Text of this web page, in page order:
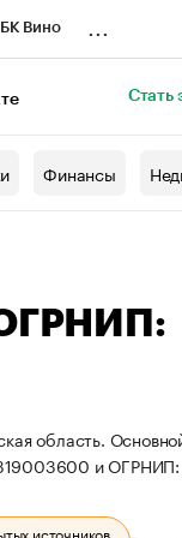
Вино
Стать
Финансы
ОГРНИП:
область.
и
источников.